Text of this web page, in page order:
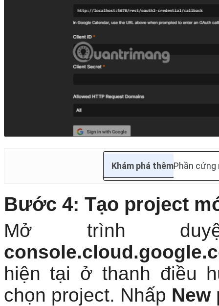
Khám phá thêmPhần cứng
Bước 4: Tạo project
Mở trình
hiện tại ở thanh điều
chọn project. Nhấp New